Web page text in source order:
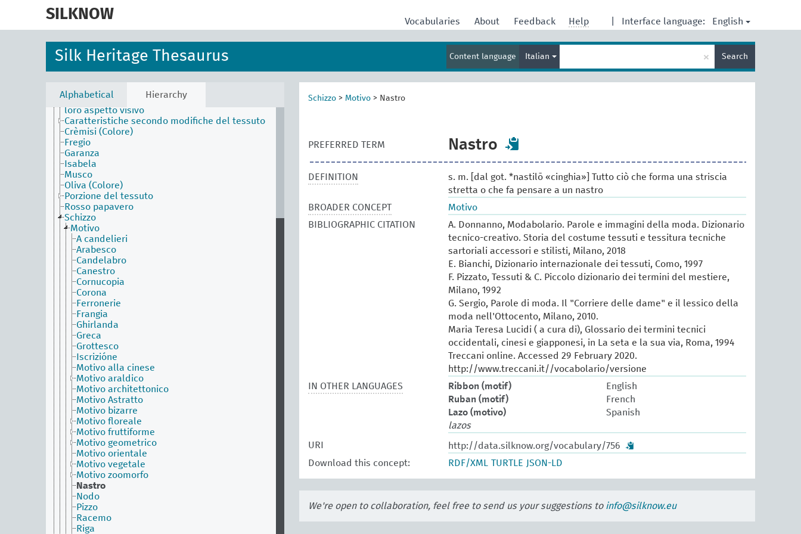
SILKNOW Interface language: English
Vocabularies About Feedback Help
Silk Heritage Thesaurus Content language Italian
term
× Search
Alphabetical Hierarchy
Objects Facet (en)
Azzurro Imperiale
Blu scuro
Caratteristiche ed effetti dei tessuti secondo il
loro aspetto visivo
Caratteristiche secondo modifiche del tessuto
Crèmisi (Colore)
Fregio
Garanza
Isabela
Musco
Oliva (Colore)
Porzione del tessuto
Rosso papavero
Schizzo
Motivo
A candelieri
Arabesco
Candelabro
Canestro
Cornucopia
Corona
Ferronerie
Frangia
Ghirlanda
Greca
Grottesco
Iscrizióne
Motivo alla cinese
Motivo araldico
Motivo architettonico
Motivo Astratto
Motivo bizarre
Motivo floreale
Motivo fruttiforme
Motivo geometrico
Motivo orientale
Motivo vegetale
Motivo zoomorfo
Nastro
Nodo
Pizzo
Racemo
Riga
Schizzo > Motivo > Nastro
PREFERRED TERM Nastro
DEFINITION
s. m. [dal got. *nastilō «cinghia»] Tutto ciò che forma una striscia
stretta o che fa pensare a un nastro
BROADER CONCEPT
Motivo
BIBLIOGRAPHIC CITATION
A. Donnanno, Modabolario. Parole e immagini della moda. Dizionario
tecnico-creativo. Storia del costume tessuti e tessitura tecniche
sartoriali accessori e stilisti, Milano, 2018
E. Bianchi, Dizionario internazionale dei tessuti, Como, 1997
F. Pizzato, Tessuti & C. Piccolo dizionario dei termini del mestiere,
Milano, 1992
G. Sergio, Parole di moda. Il "Corriere delle dame" e il lessico della
moda nell'Ottocento, Milano, 2010.
Maria Teresa Lucidi ( a cura di), Glossario dei termini tecnici
occidentali, cinesi e giapponesi, in La seta e la sua via, Roma, 1994
Treccani online. Accessed 29 February 2020.
http://www.treccani.it//vocabolario/versione
IN OTHER LANGUAGES
Ribbon (motif)
English
Ruban (motif)
French
Lazo (motivo)
Spanish
lazos
URI
http://data.silknow.org/vocabulary/756
Download this concept:
RDF/XML TURTLE JSON-LD
We're open to collaboration, feel free to send us your suggestions to info@silknow.eu